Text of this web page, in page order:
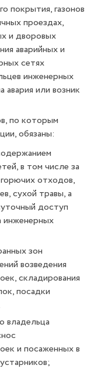
покрытия, газонов
проездах,
и дворовых
аварийных и
сетях
инженерных
или возник
по которым
обязаны:
в том числе за
отходов,
сухой травы, а
доступ
инженерных
зон
возведения
складирования
посадки
владельца
и посаженных в